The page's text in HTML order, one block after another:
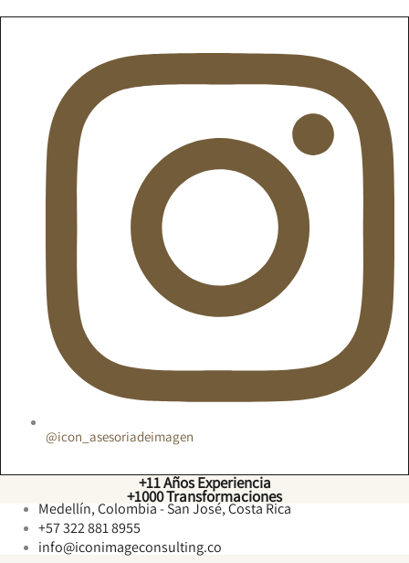
@icon_asesoriadeimagen
+11 Años Experiencia
+1000 Transformaciones
Medellín, Colombia - San José, Costa Rica
+57 322 881 8955
info@iconimageconsulting.co